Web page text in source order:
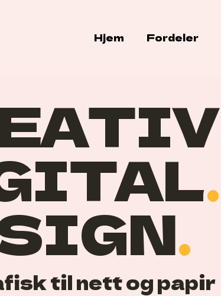
Hjem Fordeler
.
.
til nett og papir